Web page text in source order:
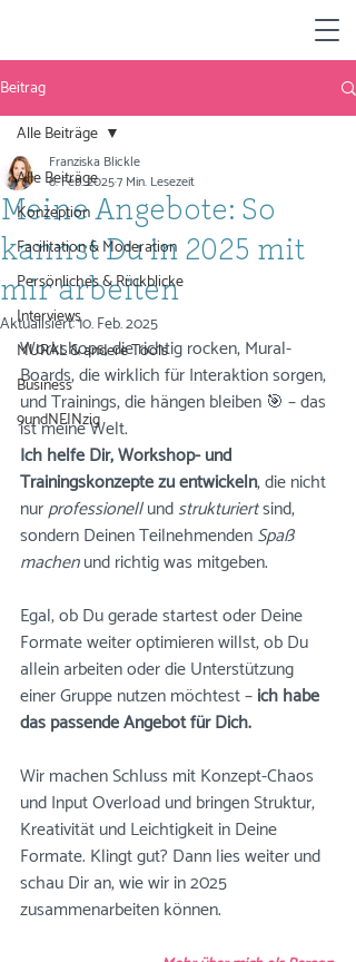
Beitrag
Alle Beiträge
Konzeption
Facilitation & Moderation
Persönliches & Rückblicke
Interviews
MURAL & andere Tools
Business
9undNEINzig
Alle Beiträge
Meine Angebote: So
kannst Du in 2025 mit
mir arbeiten
Franziska Blickle
6. Feb. 20257 Min. Lesezeit
Aktualisiert:10. Feb. 2025
Workshops, die richtig rocken, Mural-
Boards, die wirklich für Interaktion sorgen,
und Trainings, die hängen bleiben 🎯 – das
ist meine Welt.
Ich helfe Dir, Workshop- und
Trainingskonzepte zu entwickeln, die nicht
nur professionell und strukturiert sind,
sondern Deinen Teilnehmenden Spaß
machen und richtig was mitgeben.
Egal, ob Du gerade startest oder Deine
Formate weiter optimieren willst, ob Du
allein arbeiten oder die Unterstützung
einer Gruppe nutzen möchtest – ich habe
das passende Angebot für Dich.
Wir machen Schluss mit Konzept-Chaos
und Input Overload und bringen Struktur,
Kreativität und Leichtigkeit in Deine
Formate. Klingt gut? Dann lies weiter und
schau Dir an, wie wir in 2025
zusammenarbeiten können.